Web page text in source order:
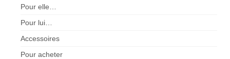
Pour elle…
Pour lui…
Accessoires
Pour acheter